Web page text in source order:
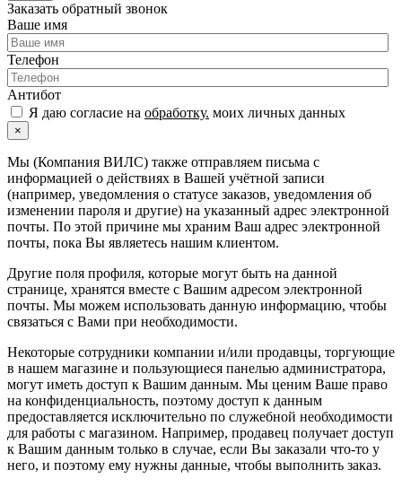
Заказать обратный звонок
Ваше имя
Телефон
Антибот
Я даю согласие на обработку. моих личных данных
×
Мы (Компания ВИЛС) также отправляем письма с
информацией о действиях в Вашей учётной записи
(например, уведомления о статусе заказов, уведомления об
изменении пароля и другие) на указанный адрес электронной
почты. По этой причине мы храним Ваш адрес электронной
почты, пока Вы являетесь нашим клиентом.
Другие поля профиля, которые могут быть на данной
странице, хранятся вместе с Вашим адресом электронной
почты. Мы можем использовать данную информацию, чтобы
связаться с Вами при необходимости.
Некоторые сотрудники компании и/или продавцы, торгующие
в нашем магазине и пользующиеся панелью администратора,
могут иметь доступ к Вашим данным. Мы ценим Ваше право
на конфиденциальность, поэтому доступ к данным
предоставляется исключительно по служебной необходимости
для работы с магазином. Например, продавец получает доступ
к Вашим данным только в случае, если Вы заказали что-то у
него, и поэтому ему нужны данные, чтобы выполнить заказ.